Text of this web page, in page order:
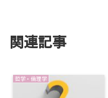
関連記事
哲学・倫理学